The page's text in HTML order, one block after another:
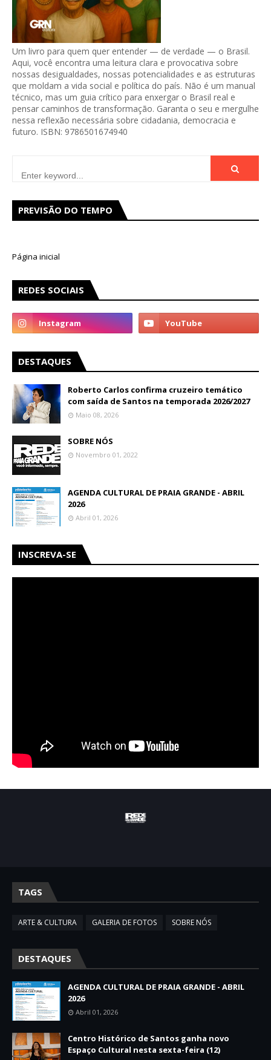
Um livro para quem quer entender — de verdade — o Brasil.
Aqui, você encontra uma leitura clara e provocativa sobre
nossas desigualdades, nossas potencialidades e as estruturas
que moldam a vida social e política do país. Não é um manual
técnico, mas um guia crítico para enxergar o Brasil real e
pensar caminhos de transformação. Garanta o seu e mergulhe
nessa reflexão necessária sobre cidadania, democracia e
futuro. ISBN: 9786501674940
PREVISÃO DO TEMPO
Página inicial
REDES SOCIAIS
DESTAQUES
Roberto Carlos confirma cruzeiro temático
com saída de Santos na temporada 2026/2027
Maio 08, 2026
SOBRE NÓS
Novembro 01, 2022
AGENDA CULTURAL DE PRAIA GRANDE - ABRIL
2026
Abril 01, 2026
INSCREVA-SE
TAGS
ARTE & CULTURA GALERIA DE FOTOS SOBRE NÓS
DESTAQUES
AGENDA CULTURAL DE PRAIA GRANDE - ABRIL
2026
Abril 01, 2026
Centro Histórico de Santos ganha novo
Espaço Cultural nesta sexta-feira (12)